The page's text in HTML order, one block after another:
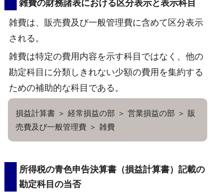
雑費の財務諸表における区分表示と表示科目
雑費は、販売費及び一般管理費に含めて区分表示
される。
雑費は特定の費用内容を示す科目ではなく、他の
勘定科目に分類しきれない少額の費用を集約する
ための補助的な科目である。
損益計算書 ＞ 経常損益の部 ＞ 営業損益の部 ＞ 販
売費及び一般管理費 ＞ 雑費
所得税の青色申告決算書（損益計算書）記載の
勘定科目の当否